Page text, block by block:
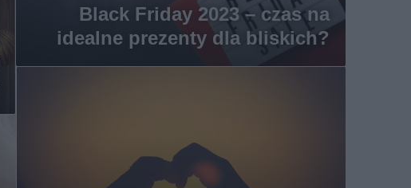
Black Friday 2023 – czas na
idealne prezenty dla bliskich?